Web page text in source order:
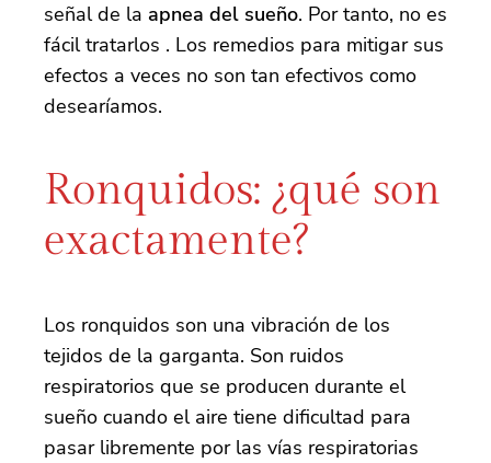
señal de la apnea del sueño. Por tanto, no es
fácil tratarlos . Los remedios para mitigar sus
efectos a veces no son tan efectivos como
desearíamos.
Ronquidos: ¿qué son
exactamente?
Los ronquidos son una vibración de los
tejidos de la garganta. Son ruidos
respiratorios que se producen durante el
sueño cuando el aire tiene dificultad para
pasar libremente por las vías respiratorias